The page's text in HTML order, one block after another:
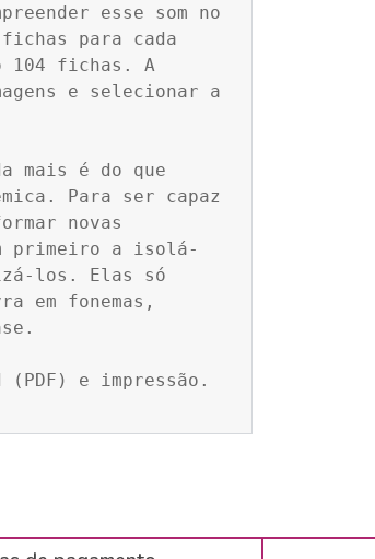
esse som no
para cada
fichas. A
e selecionar a
mais é do que
Para ser capaz
novas
primeiro a isolá-
los. Elas só
em fonemas,
e impressão.